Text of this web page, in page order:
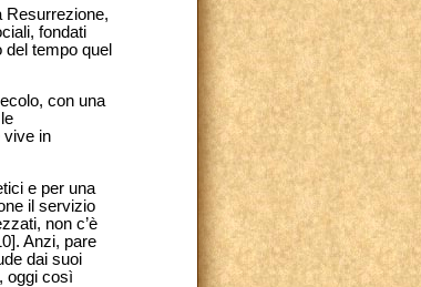
Resurrezione,
fondati
del tempo quel
con una
vive in
e per una
il servizio
non c’è
Anzi, pare
dai suoi
oggi così